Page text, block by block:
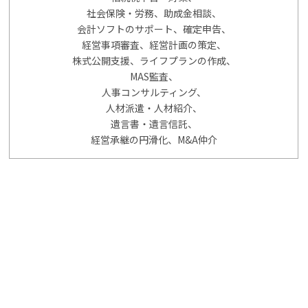
社会保険・労務、助成金相談、
会計ソフトのサポート、確定申告、
経営事項審査、経営計画の策定、
株式公開支援、ライフプランの作成、
MAS監査、
人事コンサルティング、
人材派遣・人材紹介、
遺言書・遺言信託、
経営承継の円滑化、M&A仲介